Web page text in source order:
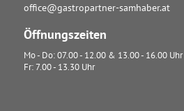
office@gastropartner-samhaber.at
Öffnungszeiten
Mo - Do: 07.00 - 12.00 & 13.00 - 16.00 Uhr
Fr: 7.00 - 13.30 Uhr